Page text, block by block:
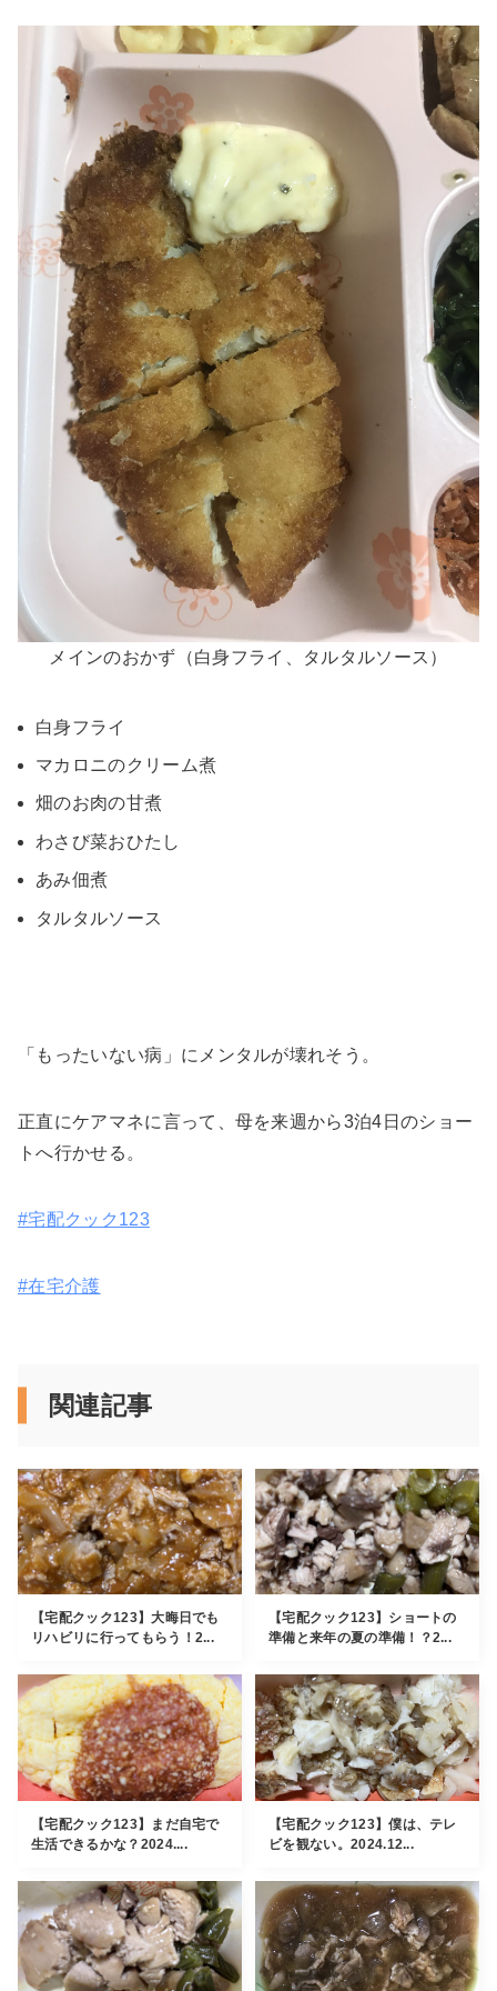
メインのおかず（白身フライ、タルタルソース）
白身フライ
マカロニのクリーム煮
畑のお肉の甘煮
わさび菜おひたし
あみ佃煮
タルタルソース
「もったいない病」にメンタルが壊れそう。
正直にケアマネに言って、母を来週から3泊4日のショー
トへ行かせる。
#宅配クック123
#在宅介護
関連記事
【宅配クック123】大晦日でも
リハビリに行ってもらう！2...
【宅配クック123】ショートの
準備と来年の夏の準備！？2...
【宅配クック123】まだ自宅で
生活できるかな？2024....
【宅配クック123】僕は、テレ
ビを観ない。2024.12...